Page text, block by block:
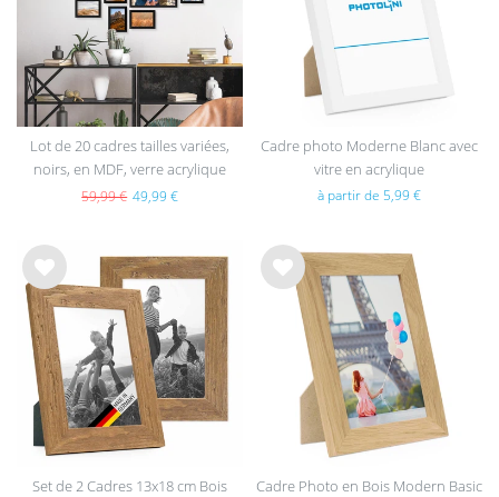
Lot de 20 cadres tailles variées,
noirs, en MDF, verre acrylique
59,99 € 49,99 €
Cadre photo Moderne Blanc avec
vitre en acrylique
à partir de 5,99 €
List
e de
sou
hait
s
Set de 2 Cadres 13x18 cm Bois
List
Cadre Photo en Bois Modern Basic